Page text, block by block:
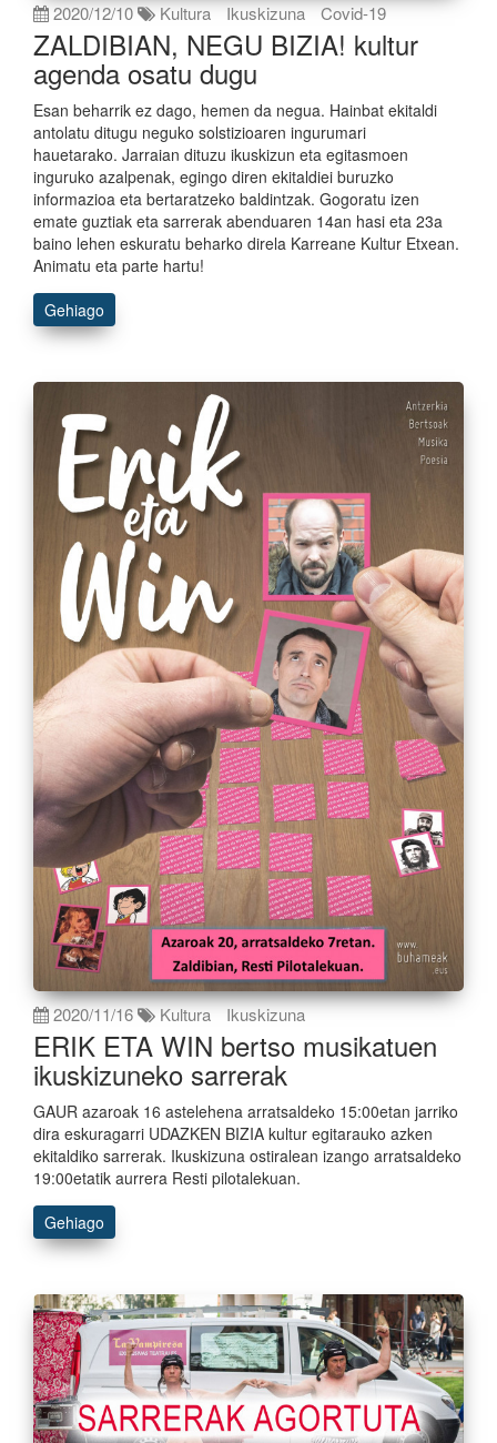
2020/12/10 Kultura Ikuskizuna Covid-19
ZALDIBIAN, NEGU BIZIA! kultur
agenda osatu dugu
Esan beharrik ez dago, hemen da negua. Hainbat ekitaldi
antolatu ditugu neguko solstizioaren ingurumari
hauetarako. Jarraian dituzu ikuskizun eta egitasmoen
inguruko azalpenak, egingo diren ekitaldiei buruzko
informazioa eta bertaratzeko baldintzak. Gogoratu izen
emate guztiak eta sarrerak abenduaren 14an hasi eta 23a
baino lehen eskuratu beharko direla Karreane Kultur Etxean.
Animatu eta parte hartu!
Gehiago
2020/11/16 Kultura Ikuskizuna
ERIK ETA WIN bertso musikatuen
ikuskizuneko sarrerak
GAUR azaroak 16 astelehena arratsaldeko 15:00etan jarriko
dira eskuragarri UDAZKEN BIZIA kultur egitarauko azken
ekitaldiko sarrerak. Ikuskizuna ostiralean izango arratsaldeko
19:00etatik aurrera Resti pilotalekuan.
Gehiago